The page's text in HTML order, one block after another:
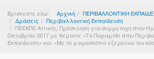
Βρίσκεστε εδώ: Αρχική ΠΕΡΙΒΑΛΛΟΝΤΙΚΗ
Δράσεις
Περιβαλλοντική Εκπαίδευση
ΠΕΕΚΠΕ Αττικής: Πρόσκληση για συμμετοχή στην
Οκτωβρίου 2017 με θέματα: «Το Παραμύθι στην
Εκπαίδευση» και «Με το μικροσκόπιο εξερευνώ τον